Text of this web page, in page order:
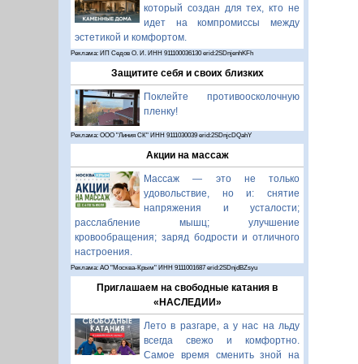
который создан для тех, кто не
идет на компромиссы между
эстетикой и комфортом.
Реклама: ИП Седов О. И. ИНН 911100036130 erid:2SDnjenhKFh
Защитите себя и своих близких
Поклейте противоосколочную
пленку!
Реклама: ООО "Линия СК" ИНН 9111030039 erid:2SDnjcDQahY
Акции на массаж
Массаж — это не только
удовольствие, но и: снятие
напряжения и усталости;
расслабление мышц; улучшение
кровообращения; заряд бодрости и отличного
настроения.
Реклама: АО "Москва-Крым" ИНН 9111001687 erid:2SDnjdBZsyu
Приглашаем на свободные катания в
«НАСЛЕДИИ»
Лето в разгаре, а у нас на льду
всегда свежо и комфортно.
Самое время сменить зной на